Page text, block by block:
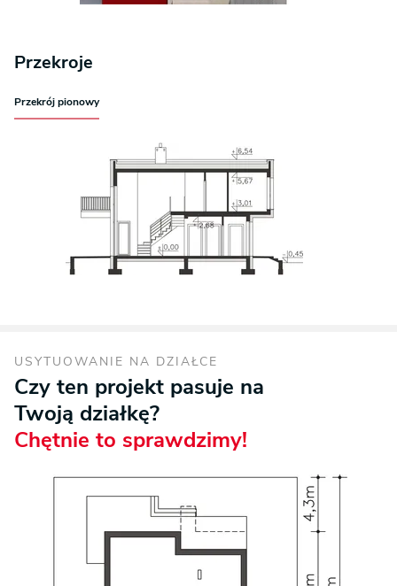
Przekroje
Przekrój pionowy
USYTUOWANIE NA DZIAŁCE
Czy ten projekt pasuje na
Twoją działkę?
Chętnie to sprawdzimy!